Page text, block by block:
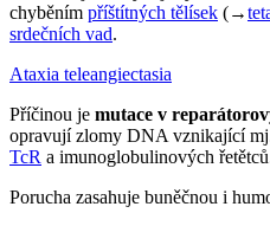
chyběním příštítných tělísek (→
srdečních vad.
Ataxia teleangiectasia
Příčinou je mutace v
opravují zlomy DNA vznikající
TcR a imunoglobulinových
Porucha zasahuje buněčnou i